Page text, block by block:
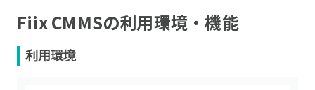
Fiix CMMSの利用環境・機能
利用環境